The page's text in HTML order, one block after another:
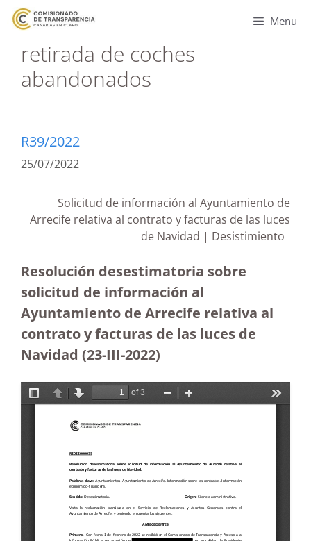
Menu
retirada de coches
abandonados
R39/2022
25/07/2022
Solicitud de información al Ayuntamiento de
Arrecife relativa al contrato y facturas de las luces
de Navidad | Desistimiento
Resolución desestimatoria sobre
solicitud de información al
Ayuntamiento de Arrecife relativa al
contrato y facturas de las luces de
Navidad (23-III-2022)